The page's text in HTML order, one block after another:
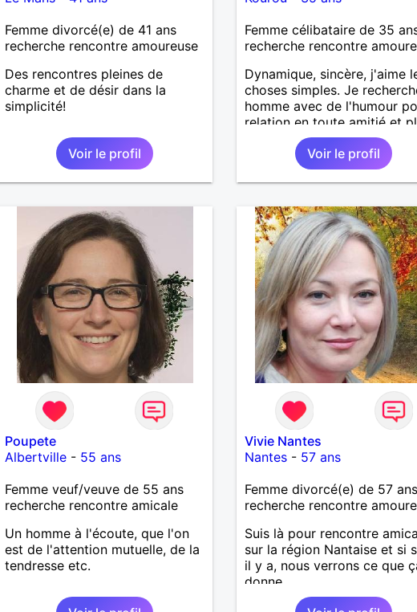
Femme divorcé(e) de 41 ans
recherche rencontre amoureuse
Des rencontres pleines de
charme et de désir dans la
simplicité!
Voir le profil
Femme célibataire de 35
recherche rencontre
Dynamique, sincère, j'aime
choses simples. Je
homme avec de l'humour
relation en toute amitié et
Voir le profil
Poupete
Albertville- 55 ans
Femme veuf/veuve de 55 ans
recherche rencontre amicale
Un homme à l'écoute, que l'on
est de l'attention mutuelle, de la
tendresse etc.
Vivie Nantes
Nantes- 57 ans
Femme divorcé(e) de 57 ans
recherche rencontre
Suis là pour rencontre
sur la région Nantaise et si
il y a, nous verrons ce que
donne